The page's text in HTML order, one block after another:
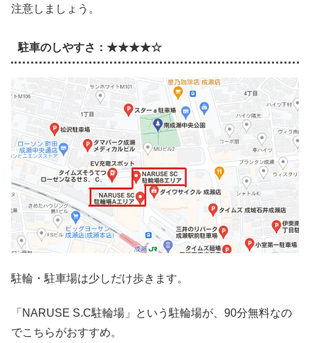
注意しましょう。
駐車のしやすさ：★★★★☆
駐輪・駐車場は少しだけ歩きます。
「NARUSE S.C駐輪場」という駐輪場が、90分無料なの
でこちらがおすすめ。